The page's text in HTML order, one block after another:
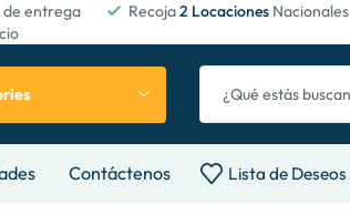
de entrega Recoja2 Locaciones Nacionales
Contáctenos Lista de Deseos